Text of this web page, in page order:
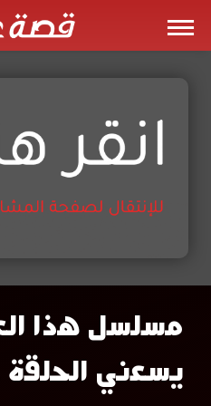
مسلسل
هذا
مسلسل هذا
يسعني الحلقة 52